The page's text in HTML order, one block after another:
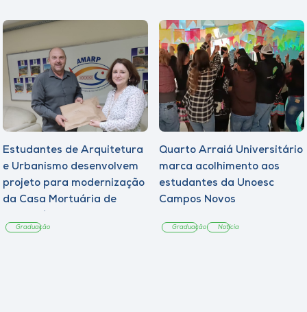
Estudantes de Arquitetura
e Urbanismo desenvolvem
projeto para modernização
da Casa Mortuária de
Graduação
Quarto Arraiá Universitário
marca acolhimento aos
estudantes da Unoesc
Campos Novos
Graduação Notícia